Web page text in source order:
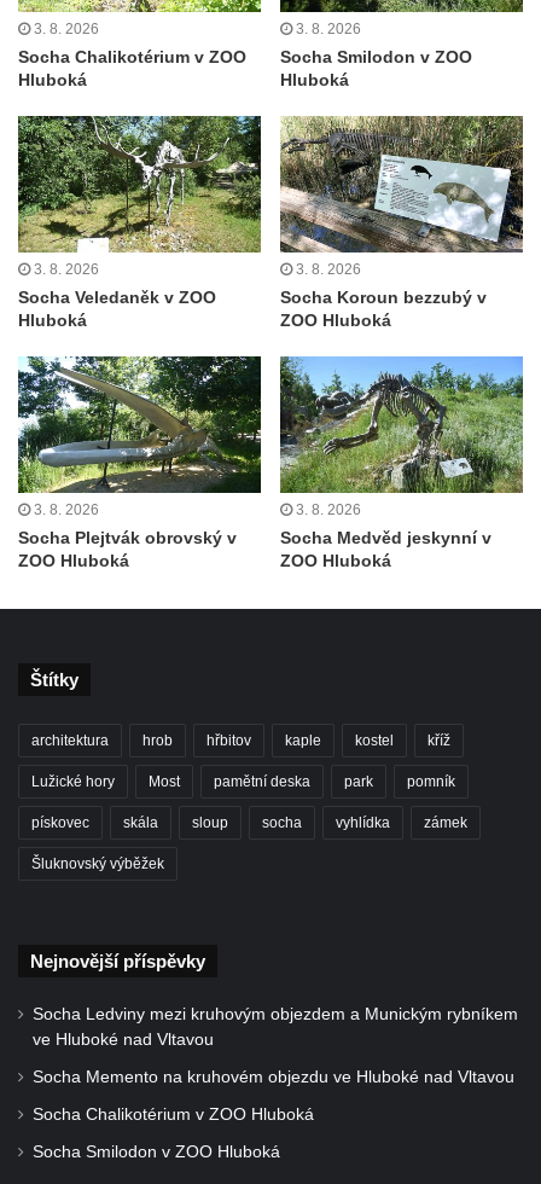
Fischera na domě čp. 5/16 na třídě 9.
Pamětní deska Johanna Neumanna
severně od Tokáně
Obrázek svatého Huberta na buku svatého
Huberta
Obrázek svatého Jakuba na skále u cesty
východně od Srbské Kamenice
Busta Jana Amose Komenského na domě
čp. 37 v Račicích
Socha ležícího koně v Sadech
Československé armády v Teplicích
Socha Medvídě v Tierpark Chemnitz
Sochy Ležící žena v Tierpark Chemnitz
Sochy Ptáci v Tierpark Chemnitz
Socha Skupina jeřábů v Tierpark Chemnitz
Socha Dívka s mušlí v ZOO Leipzig
Socha Iásón v ZOO Leipzig
Socha Mladý slon v ZOO Leipzig
v ZOO Dresden
Socha krokodýla v ZOO Dresden
Socha Faun s medvíďaty v ZOO Dresden
ZOO Dresden
3. 8. 2026
Socha Chalikotérium v ZOO
Hluboká
3. 8. 2026
Socha Smilodon v ZOO
Hluboká
3. 8. 2026
Socha Veledaněk v ZOO
Hluboká
3. 8. 2026
Socha Koroun bezzubý v
ZOO Hluboká
3. 8. 2026
Socha Plejtvák obrovský v
ZOO Hluboká
3. 8. 2026
Socha Medvěd jeskynní v
ZOO Hluboká
Štítky
architektura hrob hřbitov kaple kostel kříž
Lužické hory Most pamětní deska park pomník
pískovec skála sloup socha vyhlídka zámek
Šluknovský výběžek
Nejnovější příspěvky
Socha Ledviny mezi kruhovým objezdem a Munickým rybníkem
ve Hluboké nad Vltavou
Socha Memento na kruhovém objezdu ve Hluboké nad Vltavou
Socha Chalikotérium v ZOO Hluboká
Socha Smilodon v ZOO Hluboká